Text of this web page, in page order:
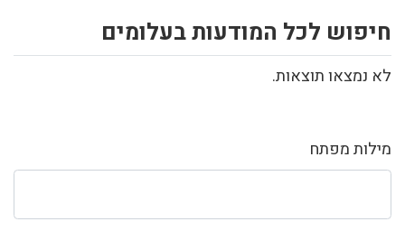
מילות מפתח
חיפוש לכל המודעות בעלומים
לא נמצאו תוצאות.